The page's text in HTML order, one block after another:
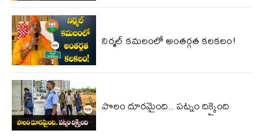
నిర్మల్ కమలంలో అంతర్గత కలకలం!
పొలం దూరమైంది.. పట్నం దిక్కైంది